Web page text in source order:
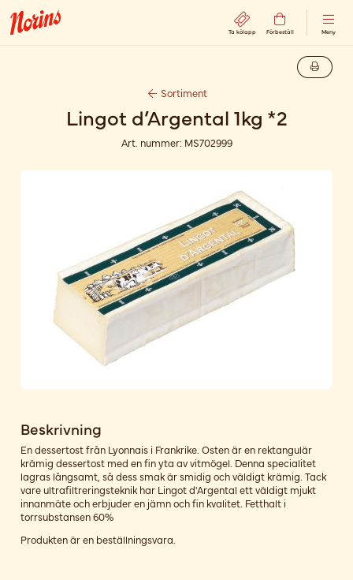
Ta kölapp Förbeställ Meny
Sortiment
Lingot d’Argental 1kg *2
Art. nummer: MS702999
Beskrivning
En dessertost från Lyonnais i Frankrike. Osten är en rektangulär
krämig dessertost med en fin yta av vitmögel. Denna specialitet
lagras långsamt, så dess smak är smidig och väldigt krämig. Tack
vare ultrafiltreringsteknik har Lingot d'Argental ett väldigt mjukt
innanmäte och erbjuder en jämn och fin kvalitet. Fetthalt i
torrsubstansen 60%
Produkten är en beställningsvara.